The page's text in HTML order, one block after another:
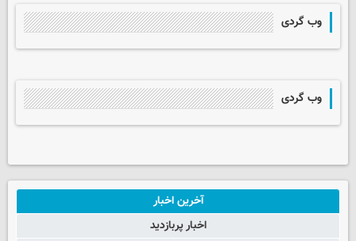
وب گردی
وب گردی
آخرین اخبار
اخبار پربازدید